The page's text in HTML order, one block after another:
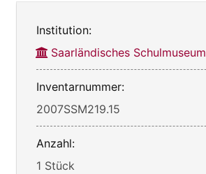
Institution:
Saarländisches Schulmuseum
Inventarnummer:
2007SSM219.15
Anzahl:
1 Stück